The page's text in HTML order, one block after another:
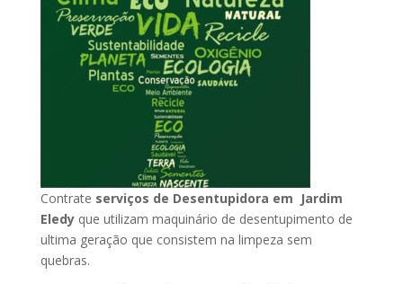
Contrate serviços de Desentupidora em Jardim
Eledy que utilizam maquinário de desentupimento de
ultima geração que consistem na limpeza sem
quebras.